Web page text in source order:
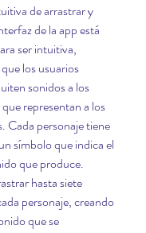
de arrastrar y
de la app está
ser intuitiva,
los usuarios
sonidos a los
representan a los
Cada personaje tiene
símbolo que indica el
que produce.
hasta siete
personaje, creando
que se